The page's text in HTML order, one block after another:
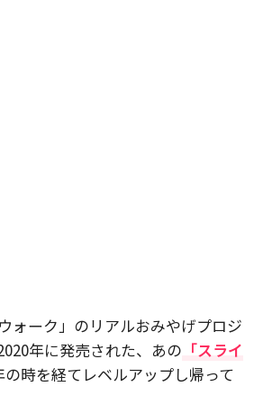
ォーク」のリアルおみやげプロジ
年に発売された、あの 「スライ
の時を経てレベルアップし帰って